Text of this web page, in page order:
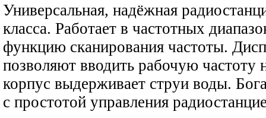
Универсальная, надёжная
класса. Работает в частотных
функцию сканирования частоты.
позволяют вводить рабочую
корпус выдерживает струи воды.
с простотой управления